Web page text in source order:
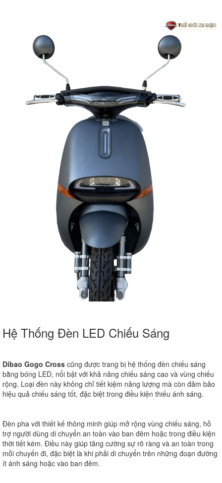
Hệ Thống Đèn LED Chiếu Sáng
Dibao Gogo Cross cũng được trang bị hệ thống đèn chiếu sáng
bằng bóng LED, nổi bật với khả năng chiếu sáng cao và vùng chiếu
rộng. Loại đèn này không chỉ tiết kiệm năng lượng mà còn đảm bảo
hiệu quả chiếu sáng tốt, đặc biệt trong điều kiện thiếu ánh sáng.
Đèn pha với thiết kế thông minh giúp mở rộng vùng chiếu sáng, hỗ
trợ người dùng di chuyển an toàn vào ban đêm hoặc trong điều kiện
thời tiết kém. Điều này giúp tăng cường sự rõ ràng và an toàn trong
mỗi chuyến đi, đặc biệt là khi phải di chuyển trên những đoạn đường
ít ánh sáng hoặc vào ban đêm.